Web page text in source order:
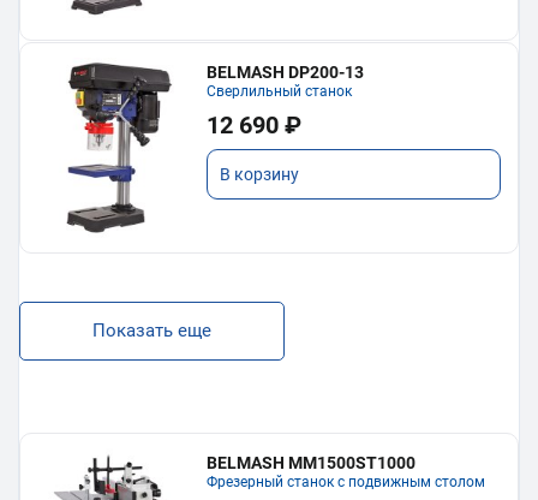
BELMASH DP200-13
Сверлильный станок
12 690 ₽
В корзину
Показать еще
BELMASH MM1500ST1000
Фрезерный станок с подвижным столом